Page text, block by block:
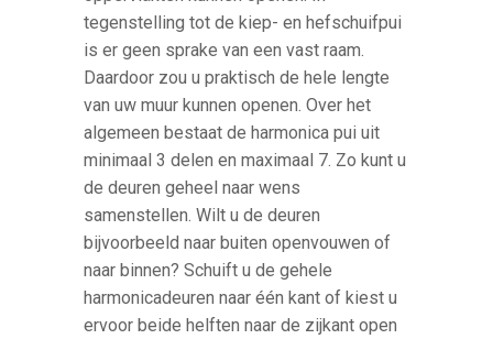
tegenstelling tot de kiep- en hefschuifpui
is er geen sprake van een vast raam.
Daardoor zou u praktisch de hele lengte
van uw muur kunnen openen. Over het
algemeen bestaat de harmonica pui uit
minimaal 3 delen en maximaal 7. Zo kunt u
de deuren geheel naar wens
samenstellen. Wilt u de deuren
bijvoorbeeld naar buiten openvouwen of
naar binnen? Schuift u de gehele
harmonicadeuren naar één kant of kiest u
ervoor beide helften naar de zijkant open